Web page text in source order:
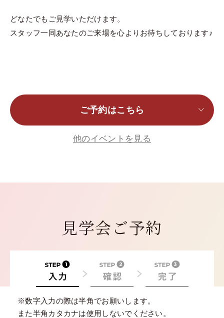
どなたでもご見学いただけます。
スタッフ一同あなたのご来場を心よりお待ちしております♪
ご予約はこちら
他のイベントを見る
見学会ご予約
※数字入力の際は半角でお願いします。
また半角カタカナは使用しないでください。